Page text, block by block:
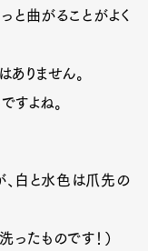
と曲がることがよく
りません。
すよね。
、白と水色は爪先の
ったものです！）